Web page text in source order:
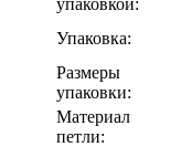
Упаковка:
Размеры
упаковки:
Материал
петли: